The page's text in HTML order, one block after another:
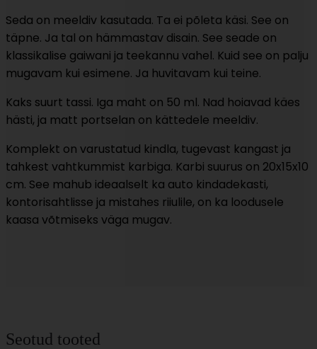
Seda on meeldiv kasutada. Ta ei põleta käsi. See on
täpne. Ja tal on hämmastav disain. See seade on
klassikalise gaiwani ja teekannu vahel. Kuid see on palju
mugavam kui esimene. Ja huvitavam kui teine.
Kaks suurt tassi. Iga maht on 50 ml. Nad hoiavad käes
hästi, ja matt portselan on kättedele meeldiv.
Komplekt on varustatud kindla, tugevast kangast ja
tahkest vahtkummist karbiga. Karbi suurus on 20x15x10
cm. See mahub ideaalselt ka auto kindadekasti,
kontorisahtlisse ja mistahes riiulile, on ka loodusele
kaasa võtmiseks väga mugav.
Seotud tooted